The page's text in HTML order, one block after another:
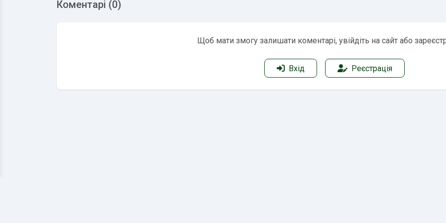
Коментарі (0)
Щоб мати змогу залишати коментарі, увійдіть на сайт або
Вхід Реєстрація